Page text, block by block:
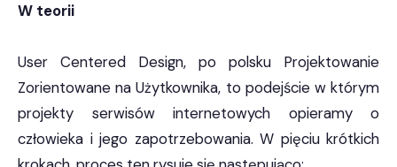
W teorii
User Centered Design, po polsku Projektowanie
Zorientowane na Użytkownika, to podejście w którym
projekty serwisów internetowych opieramy o
człowieka i jego zapotrzebowania. W pięciu krótkich